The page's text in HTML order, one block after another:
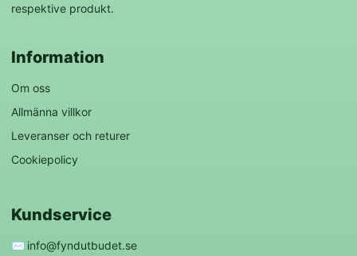
respektive produkt.
Information
Om oss
Allmänna villkor
Leveranser och returer
Cookiepolicy
Kundservice
✉️ info@fyndutbudet.se